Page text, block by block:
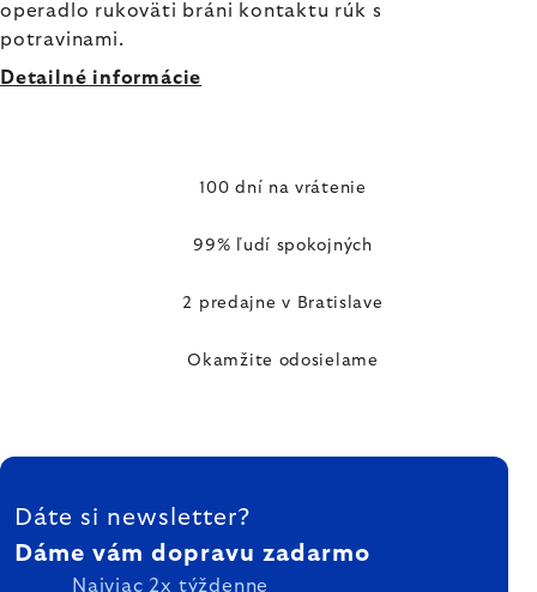
operadlo rukoväti bráni kontaktu rúk s
potravinami.
Detailné informácie
100 dní na vrátenie
99% ľudí spokojných
2 predajne v Bratislave
Okamžite odosielame
ZÁPÄTIE
Dáte si newsletter?
Dáme vám dopravu zadarmo
Najviac 2x týždenne